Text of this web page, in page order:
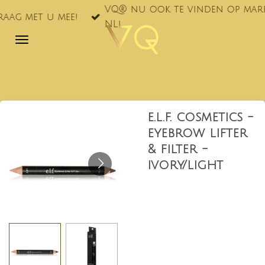
Ga
naar
u mee!
VQ® nu ook te vinden op
e.l.f. cosmetics -
eyebrow lifter
& filter -
ivory/light